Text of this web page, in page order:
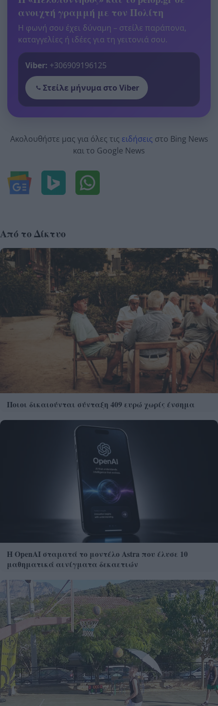
ανοιχτή γραμμή με τον Πολίτη
Η φωνή σου έχει δύναμη – στείλε παράπονα,
καταγγελίες ή ιδέες για τη γειτονιά σου.
Viber: +306909196125
Στείλε μήνυμα στο Viber
Ακολουθήστε μας για όλες τις ειδήσεις στο Bing News
και το Google News
Από το Δίκτυο
Ποιοι δικαιούνται σύνταξη 409 ευρώ χωρίς ένσημα
Η OpenAI σταματά το μοντέλο Astra που έλυσε 10
μαθηματικά αινίγματα δεκαετιών